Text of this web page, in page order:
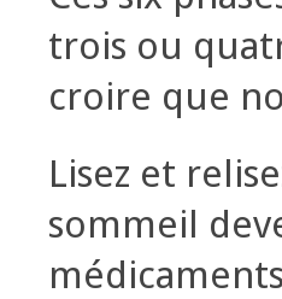
trois ou
croire que
Lisez et
sommeil